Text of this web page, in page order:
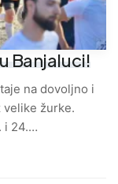
Banjaluci!
na dovoljno i
žurke.
i 24.…